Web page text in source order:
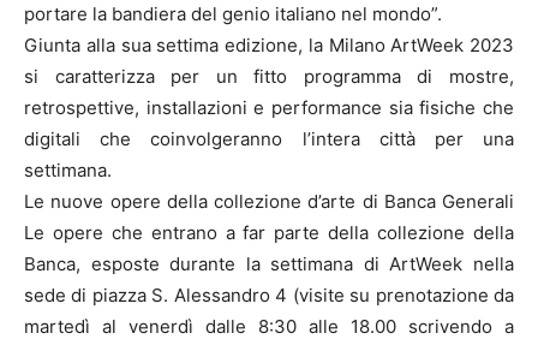
portare la bandiera del genio italiano nel mondo”.
Giunta alla sua settima edizione, la Milano ArtWeek 2023
si caratterizza per un fitto programma di mostre,
retrospettive, installazioni e performance sia fisiche che
digitali che coinvolgeranno l’intera città per una
settimana.
Le nuove opere della collezione d’arte di Banca Generali
Le opere che entrano a far parte della collezione della
Banca, esposte durante la settimana di ArtWeek nella
sede di piazza S. Alessandro 4 (visite su prenotazione da
martedì al venerdì dalle 8:30 alle 18.00 scrivendo a